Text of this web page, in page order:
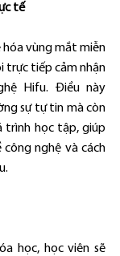
tế
vùng mắt miễn
trực tiếp cảm nhận
Hifu. Điều này
sự tự tin mà còn
trình học tập, giúp
công nghệ và cách
học, học viên sẽ